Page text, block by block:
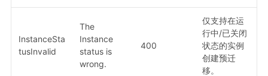
InstanceSta
tusInvalid
The
Instance
status is
wrong.
400
仅支持在运
行中/已关闭
状态的实例
创建预迁
移。